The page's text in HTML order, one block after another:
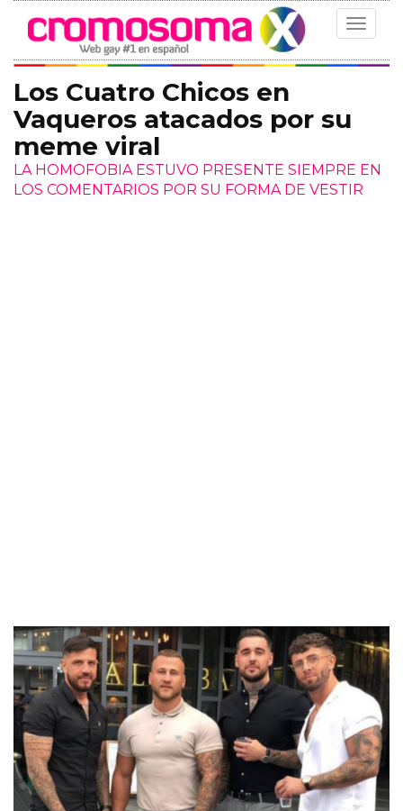
Toggle
Los Cuatro Chicos en
Vaqueros atacados por su
meme viral
LA HOMOFOBIA ESTUVO PRESENTE SIEMPRE EN
LOS COMENTARIOS POR SU FORMA DE VESTIR